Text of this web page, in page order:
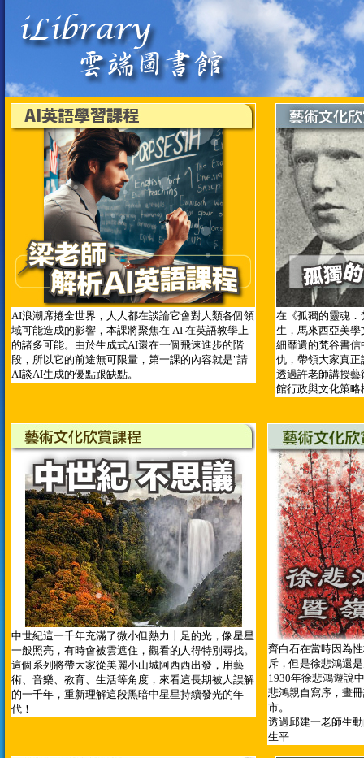
AI浪潮席捲全世界，人人都在談論它會對人類各個領
域可能造成的影響，本課將聚焦在 AI 在英語教學上
的諸多可能。由於生成式AI還在一個飛速進步的階
段，所以它的前途無可限量，第一課的內容就是"請
AI談AI生成的優點跟缺點。
在《孤獨的靈魂
生，馬來西亞美
細靡遺的梵谷書
仇，帶領大家真
透過許老師講授
館行政與文化策略
中世紀這一千年充滿了微小但熱力十足的光，像星星
一般照亮，有時會被雲遮住，觀看的人得特別尋找。
這個系列將帶大家從美麗小山城阿西西出發，用藝
術、音樂、教育、生活等角度，來看這長期被人誤解
的一千年，重新理解這段黑暗中星星持續發光的年
代！
齊白石在當時因為
斥，但是徐悲鴻還
1930年徐悲鴻遊說
悲鴻親自寫序，畫
市。
透過邱建一老師生
生平